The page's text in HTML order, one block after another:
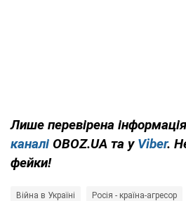
Лише перевірена
каналі OBOZ.UA та у Viber.
фейки!
Війна в Україні Росія - країна-агресор